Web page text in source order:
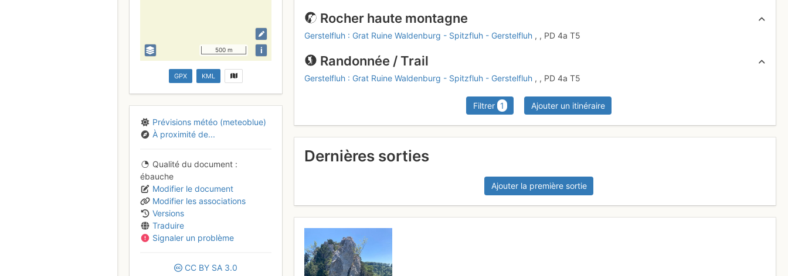
500 m i
GPX KML
Prévisions météo (meteoblue)
À proximité de...
Qualité du document
ébauche
Modifier le document
Modifier les associations
Versions
Traduire
Signaler un problème
CC BY SA 3.0
Rocher haute montagne
Gerstelfluh : Grat Ruine Waldenburg - Spitzfluh - Gerstelfluh , , PD4a T5
Randonnée / Trail
Gerstelfluh : Grat Ruine Waldenburg - Spitzfluh - Gerstelfluh , , PD4a T5
Filtrer 1 Ajouter un itinéraire
Dernières sorties
Ajouter la première sortie